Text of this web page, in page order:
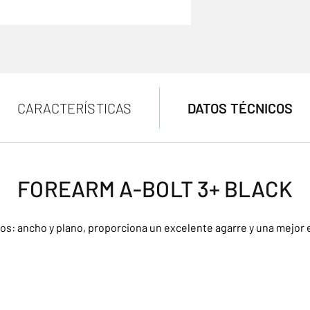
CARACTERÍSTICAS DATOS TÉCNICOS
FOREARM A-BOLT 3+ BLACK
ancho y plano, proporciona un excelente agarre y una mejor